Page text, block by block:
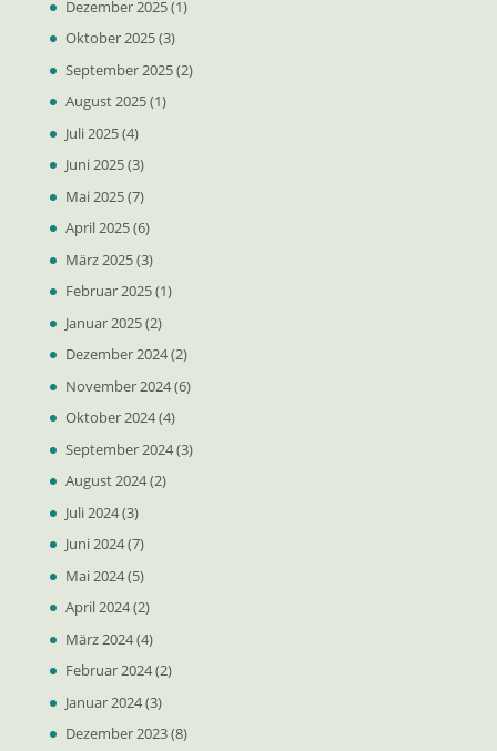
Dezember 2025(1)
Oktober 2025(3)
September 2025(2)
August 2025(1)
Juli 2025(4)
Juni 2025(3)
Mai 2025(7)
April 2025(6)
März 2025(3)
Februar 2025(1)
Januar 2025(2)
Dezember 2024(2)
November 2024(6)
Oktober 2024(4)
September 2024(3)
August 2024(2)
Juli 2024(3)
Juni 2024(7)
Mai 2024(5)
April 2024(2)
März 2024(4)
Februar 2024(2)
Januar 2024(3)
Dezember 2023(8)